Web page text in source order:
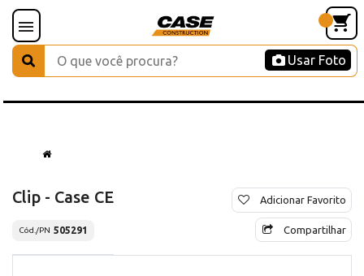
Usar Foto
Clip - Case CE
Cód./PN 505291
Adicionar Favorito
Compartilhar